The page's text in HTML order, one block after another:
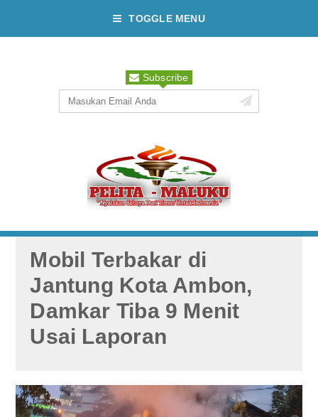
TOGGLE MENU
Subscribe
Mobil Terbakar di
Jantung Kota Ambon,
Damkar Tiba 9 Menit
Usai Laporan